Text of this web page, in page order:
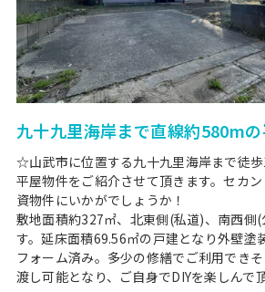
九十九里海岸まで直線約580m
☆山武市に位置する九十九里海岸まで徒
平屋物件をご紹介させて頂きます。セカ
資物件にいかがでしょうか！
敷地面積約327㎡、北東側(私道)、南⻄側(
す。延床面積69.56㎡の戸建となり外壁塗
フォーム済み。多少の修繕でご利用でき
渡し可能となり、ご自身でDIYを楽しんで